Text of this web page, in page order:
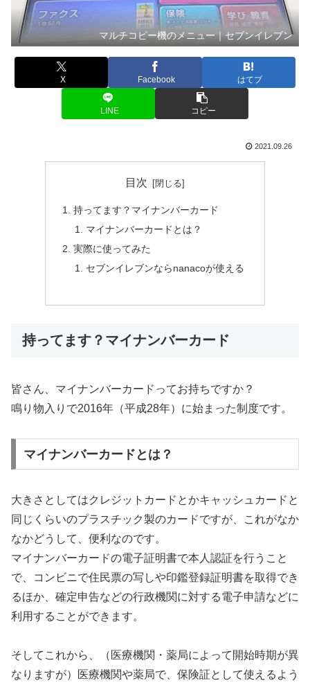
マルチコピー機のメニュー｜セブンイレブン
X Facebook はてブ
LINE コピー
2021.09.26
目次
持ってます？マイナンバーカード
マイナンバーカードとは？
実際に使ってみた
セブンイレブンならnanacoが使える
持ってます？マイナンバーカード
皆さん、マイナンバーカードってお持ちですか？
鳴り物入りで2016年（平成28年）に始まった制度です。
マイナンバーカードとは？
大きさとしてはクレジットカードとかキャッシュカードと
同じくらいのプラスチック製のカードですが、これがなか
なかどうして、便利なのです。
マイナンバーカードの電子証明書で本人認証を行うこと
で、コンビニで住民票の写しや印鑑登録証明書を取得でき
るほか、確定申告などの行政機関に対する電子申請などに
利用することができます。
そしてこれから、（医療機関・薬局によって開始時期が異
なりますが）医療機関や薬局で、保険証として使えるよう